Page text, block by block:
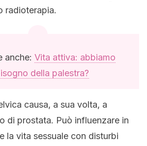
radioterapia.
anche: Vita attiva: abbiamo
della palestra?
causa, a sua volta, a
di prostata. Può influenzare in
la vita sessuale con disturbi